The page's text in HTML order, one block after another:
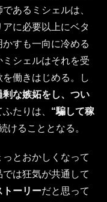
あるミシェルは、
に必要以上にベタ
すも一向に冷める
シェルはそれを受
働きはじめる。し
な嫉妬をし、つい
たりは、 “騙して稼
けることとなる。
とおかしくなって
は狂気が共通して
トーリーだと思って